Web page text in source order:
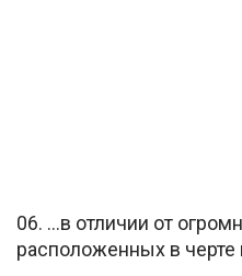
06. …в отличии от
расположенных в черте